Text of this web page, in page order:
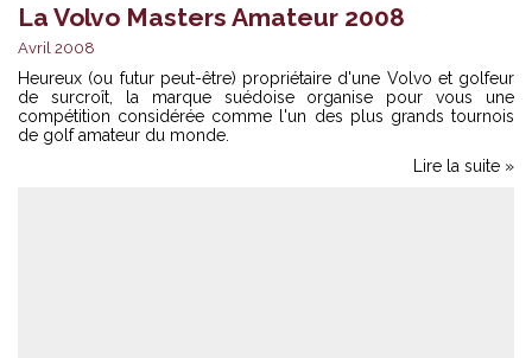
La Volvo Masters Amateur 2008
Avril 2008
Heureux (ou futur peut-être) propriétaire d'une Volvo et golfeur
de surcroît, la marque suédoise organise pour vous une
compétition considérée comme l'un des plus grands tournois
de golf amateur du monde.
Lire la suite »